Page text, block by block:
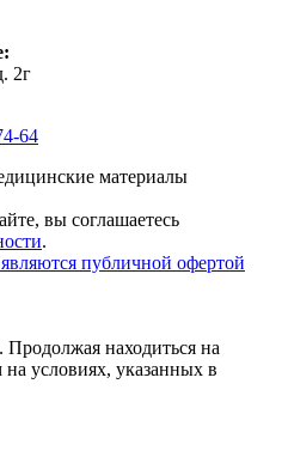
2г
64
материалы
вы соглашаетесь
.
публичной офертой
находиться на
на условиях, указанных в